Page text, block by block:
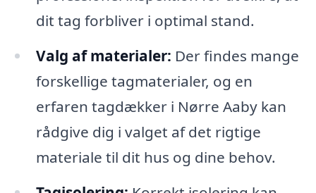
dit tag forbliver i optimal stand.
Valg af materialer: Der findes mange
forskellige tagmaterialer, og en
erfaren tagdækker i Nørre Aaby kan
rådgive dig i valget af det rigtige
materiale til dit hus og dine behov.